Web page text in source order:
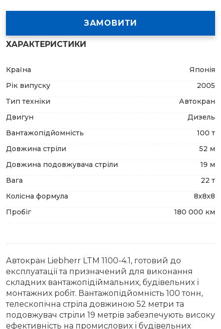
ЗАМОВИТИ
ХАРАКТЕРИСТИКИ
Країна
Японія
Рік випуску
2005
Тип техніки
Автокран
Двигун
Дизель
Вантажопідйомність
100 т
Довжина стріли
52 м
Довжина подовжувача стріли
19 м
Вага
22 т
Колісна формула
8x8x8
Пробіг
180 000 км
Автокран Liebherr LTM 1100-4.1, готовий до
експлуатації та призначений для виконання
складних вантажопідіймальних, будівельних і
монтажних робіт. Вантажопідйомність 100 тонн,
телескопічна стріла довжиною 52 метри та
подовжувач стріли 19 метрів забезпечують високу
ефективність на промислових і будівельних